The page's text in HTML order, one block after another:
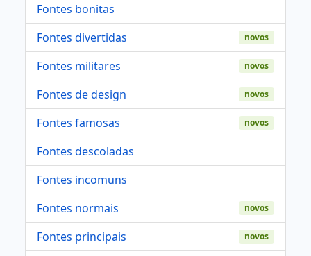
Fontes bonitas
Fontes divertidas
novos
Fontes militares novos
Fontes de design novos
Fontes famosas novos
Fontes descoladas
Fontes incomuns
Fontes normais
novos
Fontes principais novos